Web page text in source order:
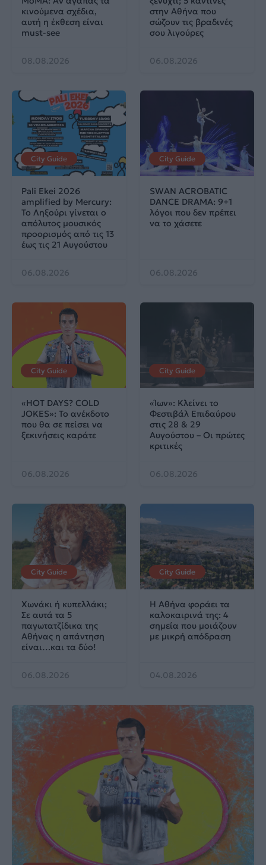
κινούμενα σχέδια,
αυτή η έκθεση είναι
must-see
08.08.2026
στην Αθήνα που
σώζουν τις βραδινές
σου λιγούρες
06.08.2026
City Guide
Pali Ekei 2026
amplified by Mercury:
Το Ληξούρι γίνεται ο
απόλυτος μουσικός
προορισμός από τις 13
έως τις 21 Αυγούστου
06.08.2026
City Guide
SWAN ACROBATIC
DANCE DRAMA: 9+1
λόγοι που δεν πρέπει
να το χάσετε
06.08.2026
City Guide
«HOT DAYS? COLD
JOKES»: Το ανέκδοτο
που θα σε πείσει να
ξεκινήσεις καράτε
06.08.2026
City Guide
«Ίων»: Κλείνει το
Φεστιβάλ Επιδαύρου
στις 28 & 29
Αυγούστου – Οι πρώτες
κριτικές
06.08.2026
City Guide
Χωνάκι ή κυπελλάκι;
Σε αυτά τα 5
παγωτατζίδικα της
Αθήνας η απάντηση
είναι…και τα δύο!
06.08.2026
City Guide
Η Αθήνα φοράει τα
καλοκαιρινά της: 4
σημεία που μοιάζουν
με μικρή απόδραση
04.08.2026